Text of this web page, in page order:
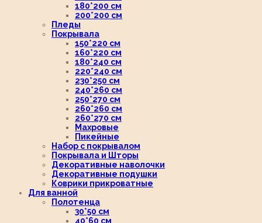
180*200 см
200*200 см
Пледы
Покрывала
150*220 см
160*220 см
180*240 см
220*240 см
230*250 см
240*260 см
250*270 см
260*260 см
260*270 см
Махровые
Пикейные
Набор с покрывалом
Покрывала и Шторы
Декоративные наволочки
Декоративные подушки
Коврики прикроватные
Для ванной
Полотенца
30*50 см
40*60 см